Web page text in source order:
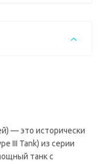
— это исторически
III Tank) из серии
танк с